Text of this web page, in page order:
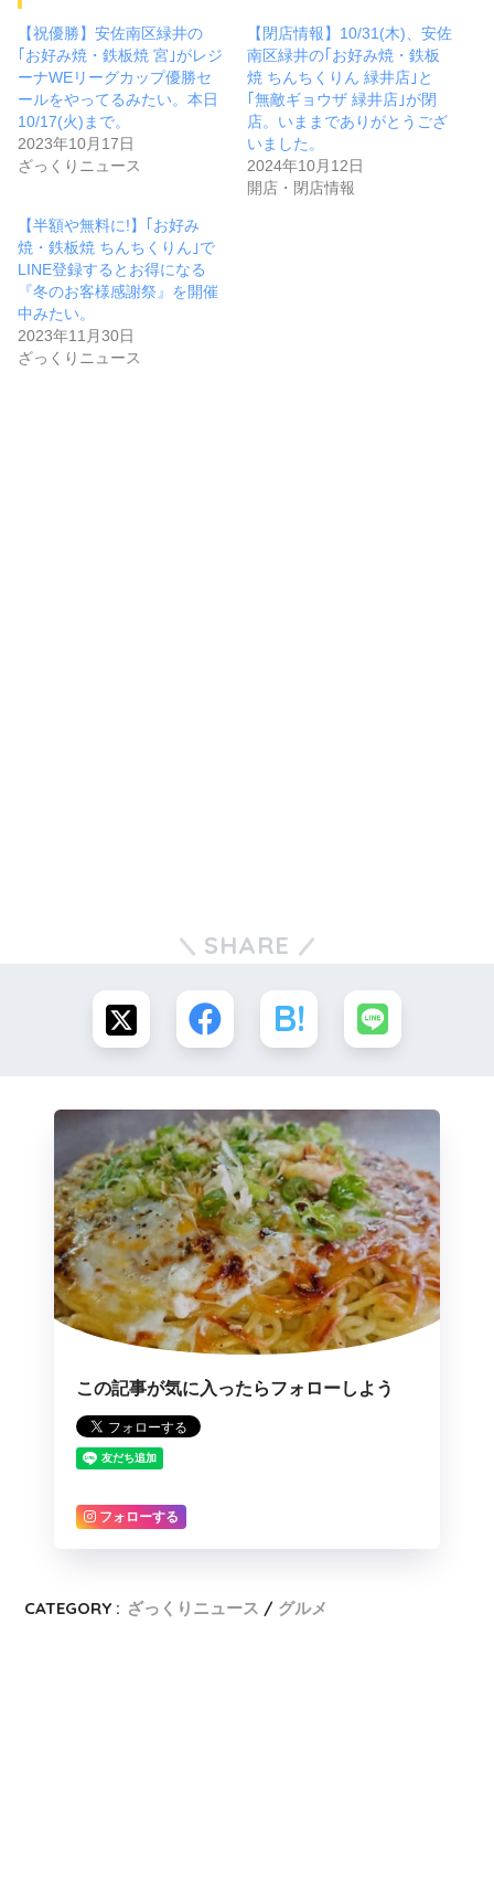
【祝優勝】安佐南区緑井の
｢お好み焼・鉄板焼 宮｣がレジ
ーナWEリーグカップ優勝セ
ールをやってるみたい。本日
10/17(火)まで。
2023年10月17日
ざっくりニュース
【閉店情報】10/31(木)、安佐
南区緑井の｢お好み焼・鉄板
焼 ちんちくりん 緑井店｣と
｢無敵ギョウザ 緑井店｣が閉
店。いままでありがとうござ
いました。
2024年10月12日
開店・閉店情報
【半額や無料に!】｢お好み
焼・鉄板焼 ちんちくりん｣で
LINE登録するとお得になる
『冬のお客様感謝祭』を開催
中みたい。
2023年11月30日
ざっくりニュース
SHARE
この記事が気に入ったらフォローしよう
フォローする
CATEGORY : ざっくりニュース グルメ